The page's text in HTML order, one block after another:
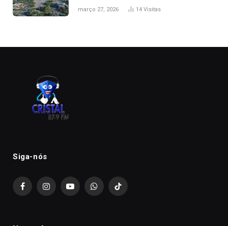
de folga na Semana Santa
março 27, 2026 14 Visitas
Siga-nós
FacebookInstagramYouTubeWhatsAppTikTok